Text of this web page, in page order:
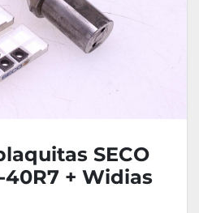
SECO
40R7 + Widias